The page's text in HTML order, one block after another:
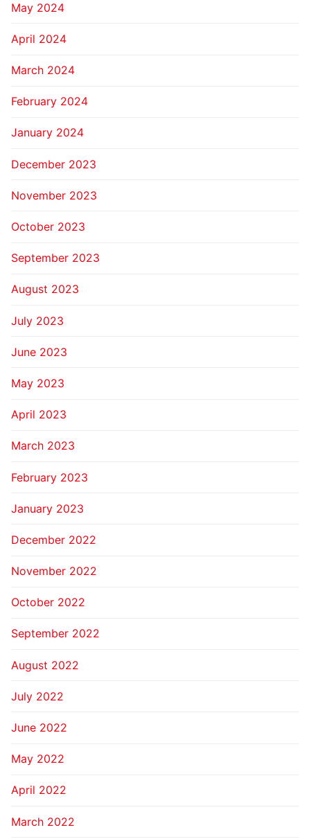
May 2024
April 2024
March 2024
February 2024
January 2024
December 2023
November 2023
October 2023
September 2023
August 2023
July 2023
June 2023
May 2023
April 2023
March 2023
February 2023
January 2023
December 2022
November 2022
October 2022
September 2022
August 2022
July 2022
June 2022
May 2022
April 2022
March 2022